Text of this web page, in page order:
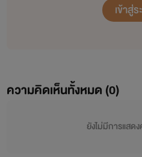
เข้าสู่
ความคิดเห็นทั้งหมด (0)
ยังไม่มีการแสด